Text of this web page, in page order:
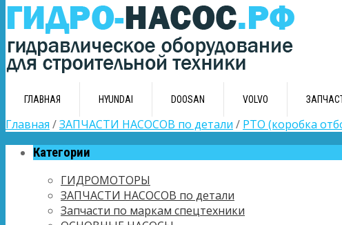
ГЛАВНАЯ HYUNDAI DOOSAN VOLVO
Главная /ЗАПЧАСТИ НАСОСОВ по детали / PTO (коробка
Категории
ГИДРОМОТОРЫ
ЗАПЧАСТИ НАСОСОВ по детали
Запчасти по маркам спецтехники